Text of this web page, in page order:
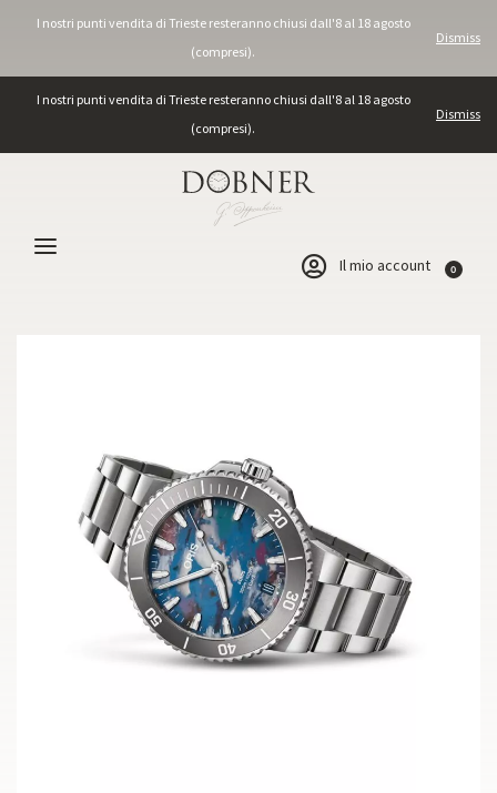
I nostri punti vendita di Trieste resteranno chiusi dall'8 al 18 agosto
(compresi).
Dismiss
I nostri punti vendita di Trieste resteranno chiusi dall'8 al 18 agosto
(compresi).
Dismiss
Il mio account 0